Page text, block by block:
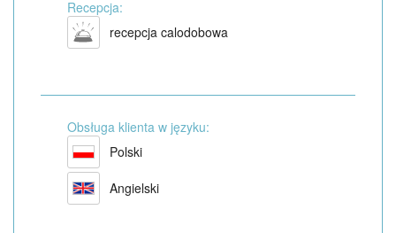
Recepcja:
recepcja calodobowa
Obsługa klienta w języku:
Polski
Angielski